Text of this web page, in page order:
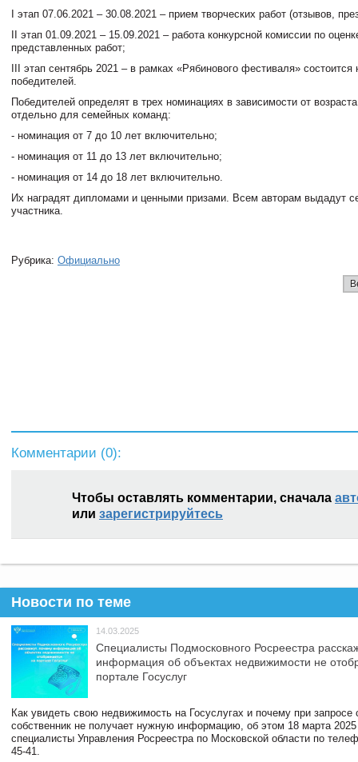
I этап 07.06.2021 – 30.08.2021 – прием творческих работ (отзывов,
II этап 01.09.2021 – 15.09.2021 – работа конкурсной комиссии по
представленных работ;
III этап сентябрь 2021 – в рамках «Рябинового фестиваля» состоится
победителей.
Победителей определят в трех номинациях в зависимости от
отдельно для семейных команд:
- номинация от 7 до 10 лет включительно;
- номинация от 11 до 13 лет включительно;
- номинация от 14 до 18 лет включительно.
Их наградят дипломами и ценными призами. Всем авторам выдадут
участника.
Рубрика: Официально
Комментарии (0):
Чтобы оставлять комментарии, сначала
или зарегистрируйтесь
Новости по теме
14.03.2025
Специалисты Подмосковного Росреестра
информация об объектах недвижимости не
портале Госуслуг
Как увидеть свою недвижимость на Госуслугах и почему при запросе
собственник не получает нужную информацию, об этом 18 марта 2025
специалисты Управления Росреестра по Московской области по
45-41.